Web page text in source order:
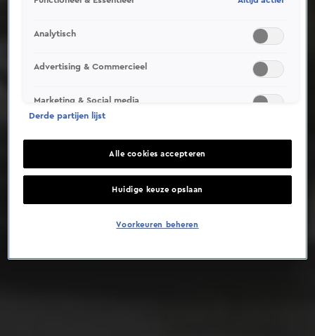
Deze video is niet beschikbaar op je huidige locatie
Analytisch
Advertising & Commercieel
Marketing & Social media
Derde partijen lijst
Alle cookies accepteren
Huidige keuze opslaan
Voorkeuren beheren